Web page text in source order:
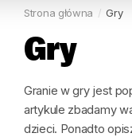
Strona główna Gry
Gry
Granie w gry jest
artykule zbadamy
dzieci. Ponadto